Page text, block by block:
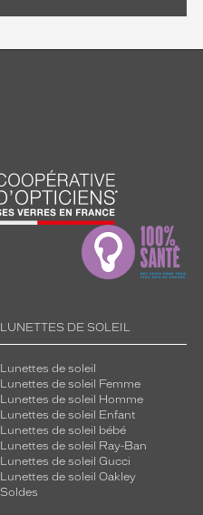
LUNETTES DE SOLEIL
Lunettes de soleil
Lunettes de soleil Femme
Lunettes de soleil Homme
Lunettes de soleil Enfant
Lunettes de soleil bébé
Lunettes de soleil Ray-Ban
Lunettes de soleil Gucci
Lunettes de soleil Oakley
Soldes